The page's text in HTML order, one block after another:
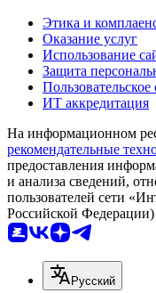
Этика и
Оказание услуг
Использование
Защита
ИТ аккредитация
На информационном
рекомендательные
предоставления
и анализа сведений,
пользователей сети
Российской Федерации)
Русский